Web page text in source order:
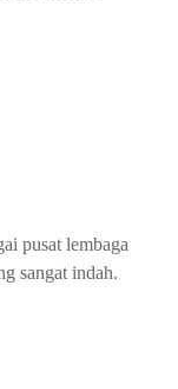
pusat lembaga
sangat indah.